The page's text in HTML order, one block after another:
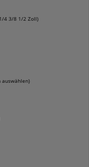
4 3/8 1/2 Zoll)
auswählen)